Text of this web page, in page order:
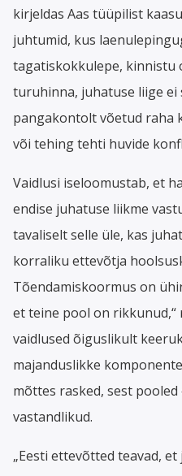
kirjeldas Aas tüüpilist
juhtumid, kus
tagatiskokkulepe, kinnistu
turuhinna, juhatuse liige ei
pangakontolt võetud raha
või tehing tehti huvide
Vaidlusi iseloomustab, et
endise juhatuse liikme
tavaliselt selle üle, kas
korraliku ettevõtja
Tõendamiskoormus on
et teine pool on rikkunud,“
vaidlused õiguslikult
majanduslikke
mõttes rasked, sest
vastandlikud.
„Eesti ettevõtted teavad,